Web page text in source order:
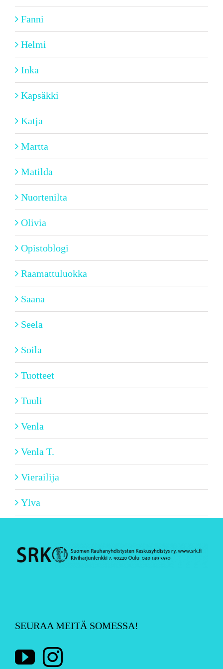
Fanni
Helmi
Inka
Kapsäkki
Katja
Martta
Matilda
Nuortenilta
Olivia
Opistoblogi
Raamattuluokka
Saana
Seela
Soila
Tuotteet
Tuuli
Venla
Venla T.
Vierailija
Ylva
SEURAA MEITÄ SOMESSA!